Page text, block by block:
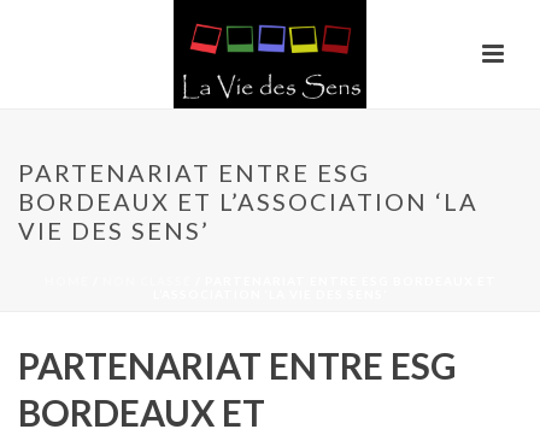
PARTENARIAT ENTRE ESG
BORDEAUX ET L’ASSOCIATION ‘LA
VIE DES SENS’
PARTENARIAT ENTRE ESG
BORDEAUX ET